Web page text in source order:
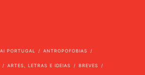
AI PORTUGAL ANTROPOFOBIAS
ARTES, LETRAS E IDEIAS BREVES